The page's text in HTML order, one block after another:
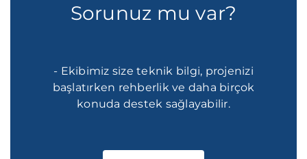
Sorunuz mu var?
- Ekibimiz size teknik bilgi, projenizi
başlatırken rehberlik ve daha birçok
konuda destek sağlayabilir.